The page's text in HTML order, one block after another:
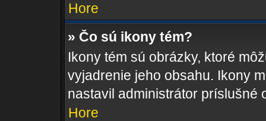
Hore
» Čo sú ikony tém?
Ikony tém sú obrázky, ktoré
vyjadrenie jeho obsahu. Ikony
nastavil administrátor príslušné
Hore